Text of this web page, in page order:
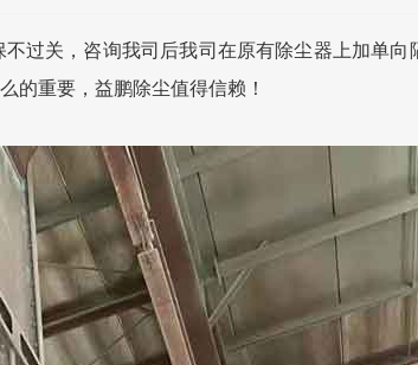
过关，咨询我司后我司在原有除尘器上加单
的重要，益鹏除尘值得信赖！